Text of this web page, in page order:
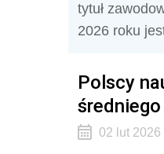
tytuł
2026 roku
Polscy
02 lut 2026